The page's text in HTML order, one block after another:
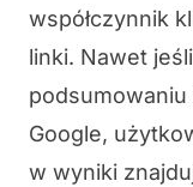
współczynnik
linki. Nawet
Google,
w wyniki